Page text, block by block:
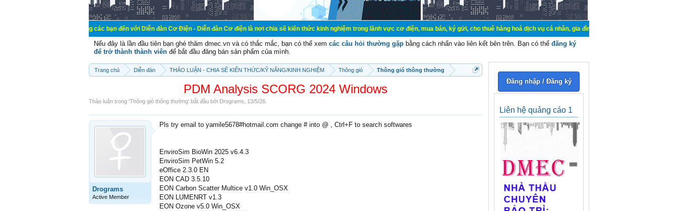
Chào mừng các bạn đến với Diễn đàn Cơ Điện - Diễn đàn Cơ điện là nơi chia sẽ kiến thức kinh nghiệm trong lãnh vực cơ điện, mua bán, ký gửi, cho thuê hàng hoá dịch vụ cá nhân, gia đình. Mua bán, ký gửi, cho thuê thiết bị hệ
Nếu đây là lần đầu tiên bạn ghé thăm dmec.vn và có thắc mắc, bạn có thể xem các câu hỏi thường gặp bằng cách nhấn vào liên kết bên trên. Bạn có thể đăng ký
để trở thành thành viên để bắt đầu đăng bán sản phẩm của mình.
Trang chủ Diễn đàn THẢO LUẬN - CHIA SẼ KIẾN THỨC/KỸ NĂNG/KINH NGHIỆM Thông gió Thông gió thông thường
PDM Analysis SCORG 2024 Windows
Thảo luận trong 'Thông gió thông thường' bắt đầu bởi Drograms 13/5/26
Drograms
Active Member
Pls try email to yamile5678#hotmail.com change # into @ , Ctrl+F to search softwares
EnviroSim BioWin 2025 v6.4.3
EnviroSim PetWin 5.2
eOffice 2.3.0 EN
EON CAD 3.5.10
EON Carbon Scatter Multice v1.0 Win_OSX
EON LUMENRT v1.3
EON Ozone v5.0 Win_OSX
Đăng nhập / Đăng ký
Liên hệ quảng cáo 1